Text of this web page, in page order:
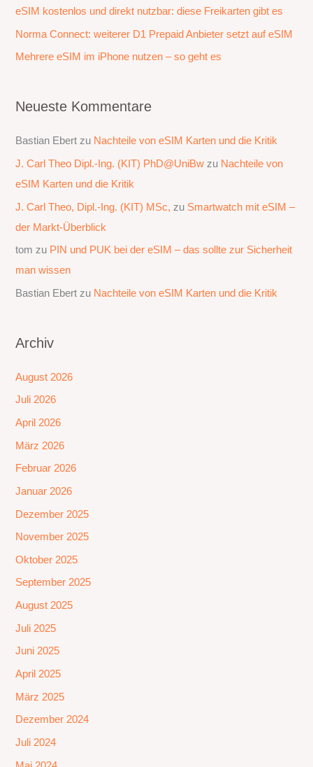
c
eSIM kostenlos und direkt nutzbar: diese Freikarten gibt es
Norma Connect: weiterer D1 Prepaid Anbieter setzt auf eSIM
Mehrere eSIM im iPhone nutzen – so geht es
Neueste Kommentare
Bastian Ebert zu Nachteile von eSIM Karten und die Kritik
J. Carl Theo Dipl.-Ing. (KIT) PhD@UniBw zu Nachteile von
eSIM Karten und die Kritik
J. Carl Theo, Dipl.-Ing. (KIT) MSc, zu Smartwatch mit eSIM –
der Markt-Überblick
tom zu PIN und PUK bei der eSIM – das sollte zur Sicherheit
man wissen
Bastian Ebert zu Nachteile von eSIM Karten und die Kritik
Archiv
August 2026
Juli 2026
April 2026
März 2026
Februar 2026
Januar 2026
Dezember 2025
November 2025
Oktober 2025
September 2025
August 2025
Juli 2025
Juni 2025
April 2025
März 2025
Dezember 2024
Juli 2024